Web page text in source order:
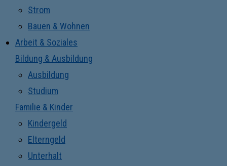
Strom
Bauen & Wohnen
Arbeit & Soziales
Bildung & Ausbildung
Ausbildung
Studium
Familie & Kinder
Kindergeld
Elterngeld
Unterhalt